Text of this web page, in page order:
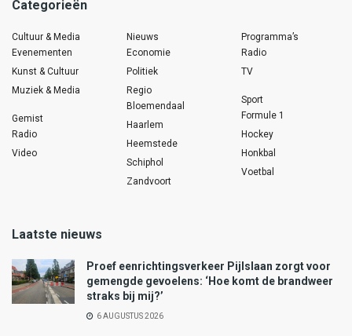
Categorieën
Cultuur & Media
Evenementen
Kunst & Cultuur
Muziek & Media
Gemist
Radio
Video
Nieuws
Economie
Politiek
Regio
Bloemendaal
Haarlem
Heemstede
Schiphol
Zandvoort
Programma’s
Radio
TV
Sport
Formule 1
Hockey
Honkbal
Voetbal
Laatste nieuws
Proef eenrichtingsverkeer Pijlslaan zorgt voor
gemengde gevoelens: ‘Hoe komt de brandweer
straks bij mij?’
6 AUGUSTUS 2026